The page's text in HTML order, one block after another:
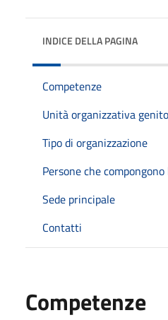
INDICE DELLA PAGINA
Competenze
Unità organizzativa
Tipo di organizzazione
Persone che
Sede principale
Contatti
Competenze